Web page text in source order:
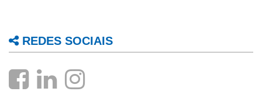
REDES SOCIAIS